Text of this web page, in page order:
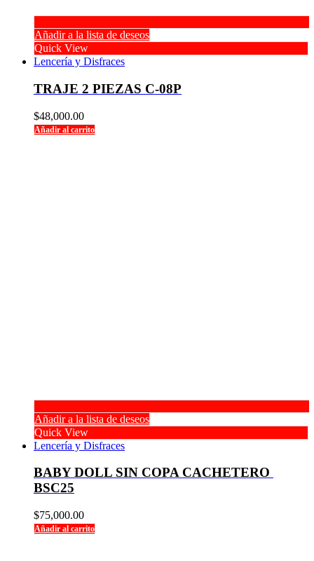
Añadir a la lista de deseos
Quick View
Lencería y Disfraces
TRAJE 2 PIEZAS C-08P
$48,000.00
Añadir al carrito
Añadir a la lista de deseos
Quick View
Lencería y Disfraces
BABY DOLL SIN COPA CACHETERO
BSC25
$75,000.00
Añadir al carrito